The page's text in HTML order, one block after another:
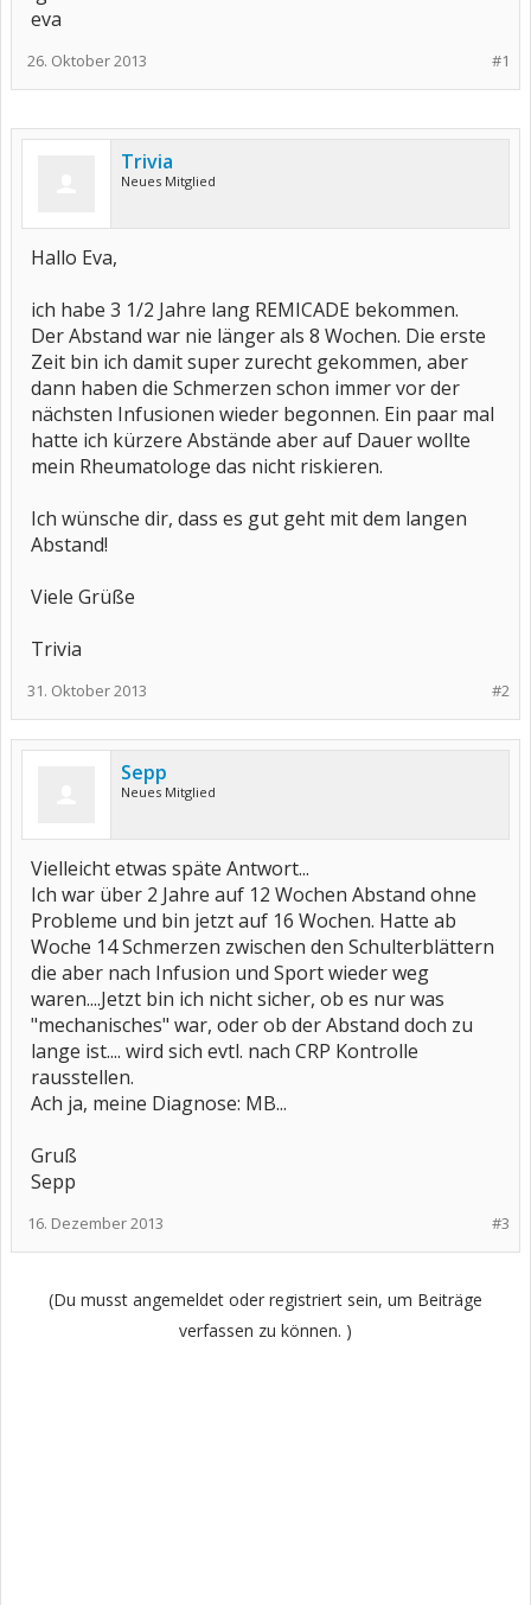
eva
#1
26. Oktober 2013
Trivia
Neues Mitglied
Hallo Eva,
ich habe 3 1/2 Jahre lang REMICADE bekommen.
Der Abstand war nie länger als 8 Wochen. Die erste
Zeit bin ich damit super zurecht gekommen, aber
dann haben die Schmerzen schon immer vor der
nächsten Infusionen wieder begonnen. Ein paar mal
hatte ich kürzere Abstände aber auf Dauer wollte
mein Rheumatologe das nicht riskieren.
Ich wünsche dir, dass es gut geht mit dem langen
Abstand!
Viele Grüße
Trivia
#2
31. Oktober 2013
Sepp
Neues Mitglied
Vielleicht etwas späte Antwort...
Ich war über 2 Jahre auf 12 Wochen Abstand ohne
Probleme und bin jetzt auf 16 Wochen. Hatte ab
Woche 14 Schmerzen zwischen den Schulterblättern
die aber nach Infusion und Sport wieder weg
waren....Jetzt bin ich nicht sicher, ob es nur was
"mechanisches" war, oder ob der Abstand doch zu
lange ist.... wird sich evtl. nach CRP Kontrolle
rausstellen.
Ach ja, meine Diagnose: MB...
Gruß
Sepp
#3
16. Dezember 2013
(Du musst angemeldet oder registriert sein, um Beiträge
verfassen zu können. )